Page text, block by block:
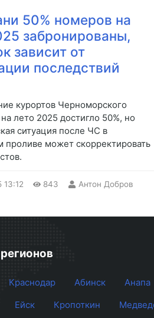
50% номеров на
забронированы,
зависит от
последствий
курортов Черноморского
лето 2025 достигло 50%, но
ситуация после ЧС в
проливе может скорректировать
13:12 843
Антон Добров
Краснодар Абинск Анапа
Ейск Кропоткин